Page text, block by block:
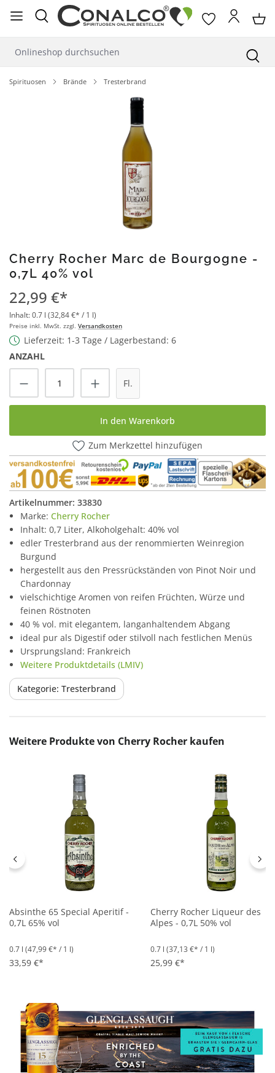
springen
Spirituosen Brände Tresterbrand
Cherry Rocher Marc de Bourgogne -
0,7L 40% vol
22,99 €*
Inhalt:0.7 l (32,84 €* / 1 l)
Preise inkl. MwSt. zzgl. Versandkosten
Lieferzeit: 1-3 Tage / Lagerbestand: 6
ANZAHL
Produkt Anzahl: Gib den gewünschten
Fl.
In den Warenkorb
Zum Merkzettel hinzufügen
Artikelnummer: 33830
Marke: Cherry Rocher
Inhalt: 0,7 Liter, Alkoholgehalt: 40% vol
edler Tresterbrand aus der renommierten Weinregion
Burgund
hergestellt aus den Pressrückständen von Pinot Noir und
Chardonnay
vielschichtige Aromen von reifen Früchten, Würze und
feinen Röstnoten
40 % vol. mit elegantem, langanhaltendem Abgang
ideal pur als Digestif oder stilvoll nach festlichen Menüs
Ursprungsland: Frankreich
Weitere Produktdetails (LMIV)
Kategorie: Tresterbrand
Produktgalerie überspringen
Weitere Produkte von Cherry Rocher kaufen
Absinthe 65 Special Aperitif -
0,7L 65% vol
0.7 l (47,99 €* / 1 l)
33,59 €*
Cherry Rocher Liqueur des
Alpes - 0,7L 50% vol
0.7 l (37,13 €* / 1 l)
25,99 €*